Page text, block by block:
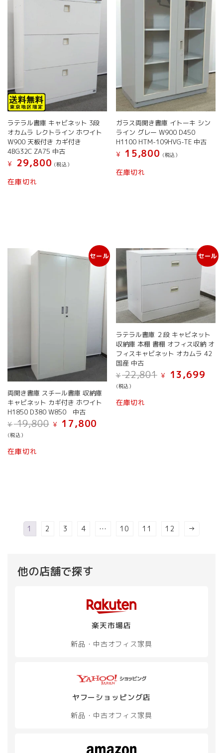
ラテラル書庫 キャビネット 3段
オカムラ レクトライン ホワイト
W900 天板付き カギ付き
4BG32C ZA75 中古
¥
29,800 (税込）
在庫切れ
ガラス両開き書庫 イトーキ シン
ライン グレー W900 D450
H1100 HTM-109HVG-TE 中古
¥
15,800 (税込）
在庫切れ
セール
両開き書庫 スチール書庫 収納庫
キャビネット カギ付き ホワイト
H1850 D380 W850 中古
¥19,800 元
の
¥ 17,800
(税込）
在庫切れ
セール
ラテラル書庫 ２段 キャビネット
収納庫 本棚 書棚 オフィス収納 オ
フィスキャビネット オカムラ 42
国産 中古
¥22,801 元
の
¥ 13,699
(税込）
在庫切れ
1 2 3 4 … 10 11 12 →
他の店舗で探す
楽天市場店
新品・中古オフィス家具
ヤフーショッピング店
新品・中古オフィス家具